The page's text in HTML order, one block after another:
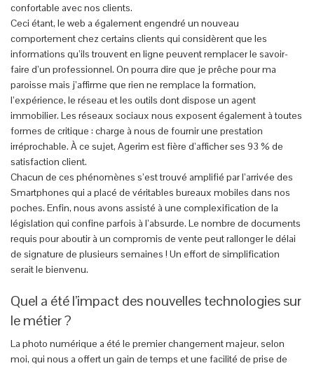
confortable avec nos clients.
Ceci étant, le web a également engendré un nouveau
comportement chez certains clients qui considèrent que les
informations qu’ils trouvent en ligne peuvent remplacer le savoir-
faire d’un professionnel. On pourra dire que je prêche pour ma
paroisse mais j’affirme que rien ne remplace la formation,
l’expérience, le réseau et les outils dont dispose un agent
immobilier. Les réseaux sociaux nous exposent également à toutes
formes de critique : charge à nous de fournir une prestation
irréprochable. À ce sujet, Agerim est fière d’afficher ses 93 % de
satisfaction client.
Chacun de ces phénomènes s’est trouvé amplifié par l’arrivée des
Smartphones qui a placé de véritables bureaux mobiles dans nos
poches. Enfin, nous avons assisté à une complexification de la
législation qui confine parfois à l’absurde. Le nombre de documents
requis pour aboutir à un compromis de vente peut rallonger le délai
de signature de plusieurs semaines ! Un effort de simplification
serait le bienvenu.
Quel a été l’impact des nouvelles technologies sur
le métier ?
La photo numérique a été le premier changement majeur, selon
moi, qui nous a offert un gain de temps et une facilité de prise de